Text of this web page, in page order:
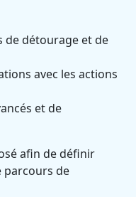
de détourage et de
avec les actions
et de
afin de définir
parcours de